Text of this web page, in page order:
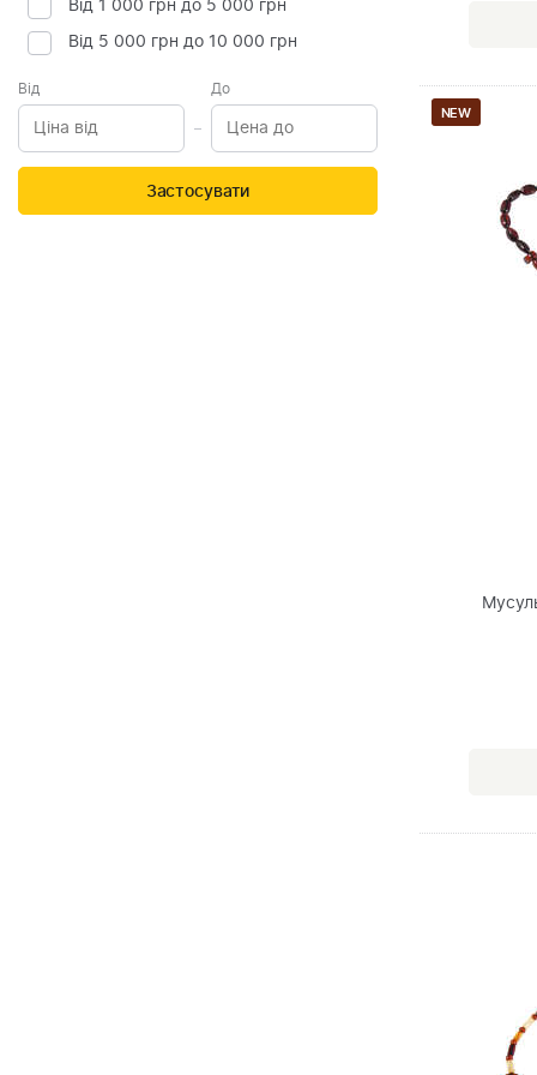
Від 1 000 грн до 5 000 грн
Від 5 000 грн до 10 000 грн
Від До
Застосувати
NEW